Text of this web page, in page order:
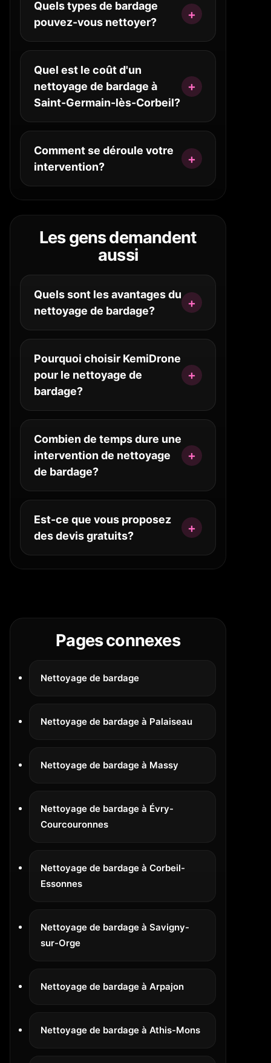
Quels types de bardage
pouvez-vous nettoyer?
Quel est le coût d'un
nettoyage de bardage à
Saint-Germain-lès-Corbeil?
Comment se déroule votre
intervention?
Les gens demandent
aussi
Quels sont les avantages du
nettoyage de bardage?
Pourquoi choisir KemiDrone
pour le nettoyage de
bardage?
Combien de temps dure une
intervention de nettoyage
de bardage?
Est-ce que vous proposez
des devis gratuits?
Pages connexes
Nettoyage de bardage
Nettoyage de bardage à Palaiseau
Nettoyage de bardage à Massy
Nettoyage de bardage à Évry-
Courcouronnes
Nettoyage de bardage à Corbeil-
Essonnes
Nettoyage de bardage à Savigny-
sur-Orge
Nettoyage de bardage à Arpajon
Nettoyage de bardage à Athis-Mons